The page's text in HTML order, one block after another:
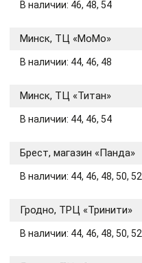
В наличии: 46, 48, 54
Минск, ТЦ «МоМо»
В наличии: 44, 46, 48
Минск, ТЦ «Титан»
В наличии: 44, 46, 54
Брест, магазин «Панда»
В наличии: 44, 46, 48, 50, 52
Гродно, ТРЦ «Тринити»
В наличии: 44, 46, 48, 50, 52